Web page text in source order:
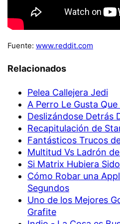
Fuente: www.reddit.com
Relacionados
Pelea Callejera Jedi
A Perro Le Gusta
Deslizándose Detrás
Recapitulación de
Fantásticos Trucos
Multitud Vs Ladrón
Si Matrix Hubiera
Cómo Robar una
Segundos
Uno de los Mejores
Grafite